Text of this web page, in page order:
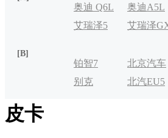
奥迪 Q6L
e-tron
奥迪A5L
艾瑞泽5
艾瑞泽
[B]
铂智7 北京汽车
制造厂
别克
北汽EU5
皮卡